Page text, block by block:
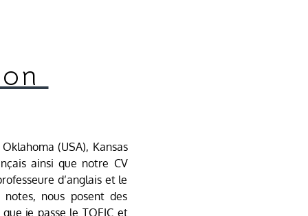
(USA), Kansas
ainsi que notre CV
d’anglais et le
nous posent des
je passe le TOEIC et